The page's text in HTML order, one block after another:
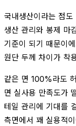
국내생산이라는 점
생산 관리와 봉제 마
기준이 되기 때문이
원단 두께 차이가 착
같은 면 100%라도
면 실사용 만족도가
테일 관리에 기대를
측면에서 꽤 실용적